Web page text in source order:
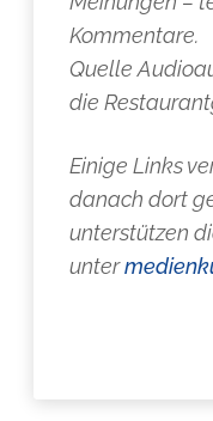
Kommentare.
Quelle
die
Einige Links
danach dort
unterstützen
unter